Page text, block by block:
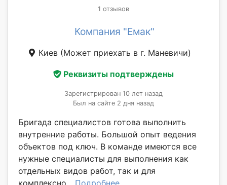
1 отзывов
Компания "Емак"
Киев (Может приехать в г. Маневичи)
Реквизиты подтверждены
Зарегистрирован 10 лет назад
Был на сайте 2 дня назад
Бригада специалистов готова выполнить
внутренние работы. Большой опыт ведения
объектов под ключ. В команде имеются все
нужные специалисты для выполнения как
отдельных видов работ, так и для
комплексно... Подробнее